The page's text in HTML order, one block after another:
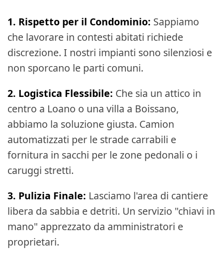
1. Rispetto per il Condominio: Sappiamo
che lavorare in contesti abitati richiede
discrezione. I nostri impianti sono silenziosi e
non sporcano le parti comuni.
2. Logistica Flessibile: Che sia un attico in
centro a Loano o una villa a Boissano,
abbiamo la soluzione giusta. Camion
automatizzati per le strade carrabili e
fornitura in sacchi per le zone pedonali o i
caruggi stretti.
3. Pulizia Finale: Lasciamo l'area di cantiere
libera da sabbia e detriti. Un servizio "chiavi in
mano" apprezzato da amministratori e
proprietari.